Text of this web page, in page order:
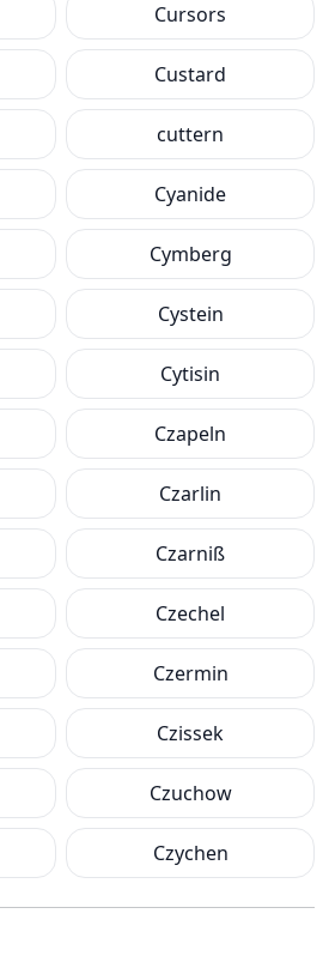
Cursors
Custard
cuttern
Cyanide
Cymberg
Cystein
Cytisin
Czapeln
Czarlin
Czarniß
Czechel
Czermin
Czissek
Czuchow
Czychen